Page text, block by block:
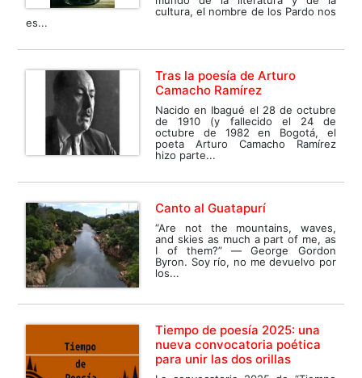
cultura, el nombre de los Pardo nos
es...
Tras la poesía de Arturo
Camacho Ramírez
Nacido en Ibagué el 28 de octubre
de 1910 (y fallecido el 24 de
octubre de 1982 en Bogotá, el
poeta Arturo Camacho Ramírez
hizo parte...
Canto al Guatapurí
“Are not the mountains, waves,
and skies as much a part of me, as
I of them?” ― George Gordon
Byron. Soy río, no me devuelvo por
los...
Tiempo de poesía 2025: una
nueva convocatoria poética
para unir las dos orillas